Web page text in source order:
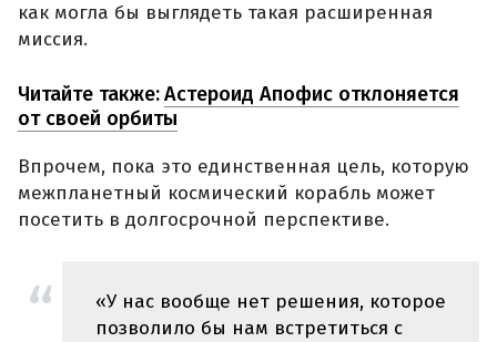
как могла бы выглядеть такая расширенная
миссия.
Читайте также:Астероид Апофис отклоняется
от своей орбиты
Впрочем, пока это единственная цель, которую
межпланетный космический корабль может
посетить в долгосрочной перспективе.
«У нас вообще нет решения, которое
позволило бы нам встретиться с